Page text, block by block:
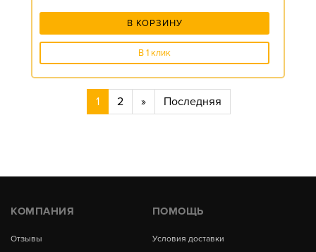
В КОРЗИНУ
В 1 клик
1 2 » Последняя
КОМПАНИЯ
Отзывы
ПОМОЩЬ
Условия доставки